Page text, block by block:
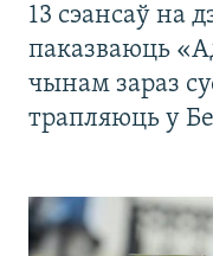
13 сэансаў на
паказваюць
чынам зараз
трапляюць у